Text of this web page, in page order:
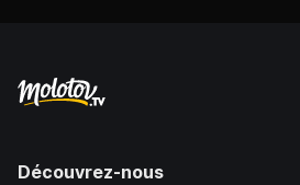
Découvrez-nous